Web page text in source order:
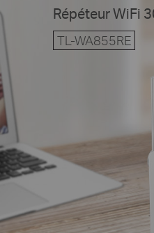
Répéteur WiFi
TL-WA855RE